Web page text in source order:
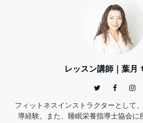
レッスン講師｜葉月
フィットネスインストラクターとして
導経験。また、睡眠栄養指導士協会に